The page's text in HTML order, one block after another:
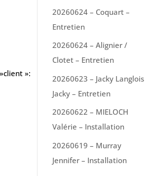
»:
20260624 – Coquart –
Entretien
20260624 – Alignier /
Clotet – Entretien
20260623 – Jacky Langlois
Jacky – Entretien
20260622 – MIELOCH
Valérie – Installation
20260619 – Murray
Jennifer – Installation